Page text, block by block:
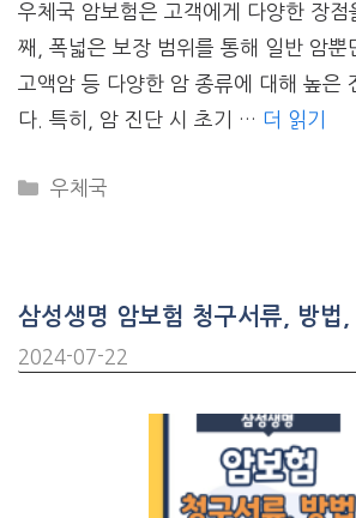
우체국 암보험은 고객에게 다양한 장점
째, 폭넓은 보장 범위를 통해 일반 암뿐
고액암 등 다양한 암 종류에 대해 높은
다. 특히, 암 진단 시 초기 … 더 읽기
CATEGORIES
우체국
삼성생명 암보험 청구서류, 방법,
2024-07-22